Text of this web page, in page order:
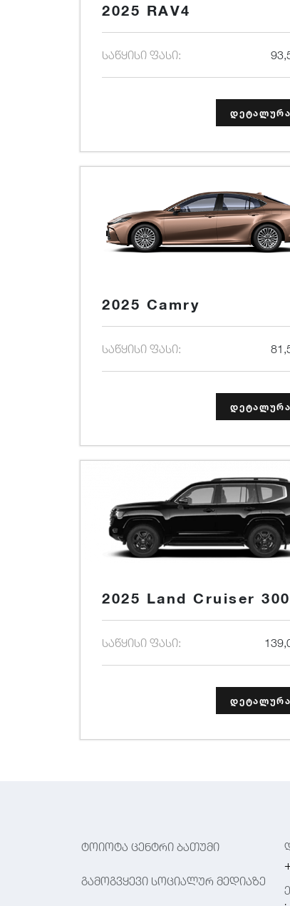
2025 RAV4
საწყისი ფასი:
2025 Camry
საწყისი ფასი:
2025 Land Cruiser 300
საწყისი ფასი:
ტოიოტა ცენტრი ბათუმი
გამოგვყევი სოციალურ მედიაზე